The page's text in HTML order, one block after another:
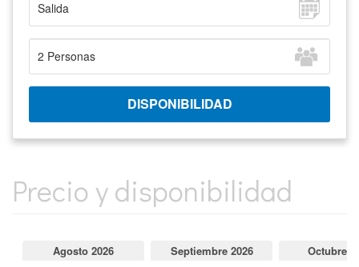
Precio y disponibilidad